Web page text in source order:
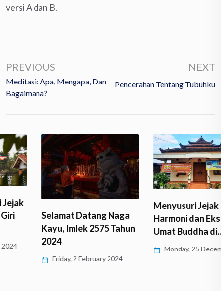
versi A dan B.
PREVIOUS
Meditasi: Apa, Mengapa, Dan
Bagaimana?
NEXT
Pencerahan Tentang Tubuhku
Selamat Datang Naga
Kayu, Imlek 2575 Tahun
2024
Friday, 2 February 2024
Menyusuri Jejak
Harmoni dan Eksistensi
Umat Buddha di…
Monday, 25 December 2023